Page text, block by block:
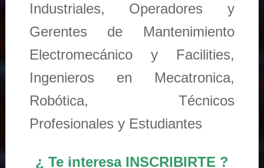
Industriales, Operadores y
Gerentes de Mantenimiento
Electromecánico y Facilities,
Ingenieros en Mecatronica,
Robótica, Técnicos
Profesionales y Estudiantes
¿ Te interesa INSCRIBIRTE ?